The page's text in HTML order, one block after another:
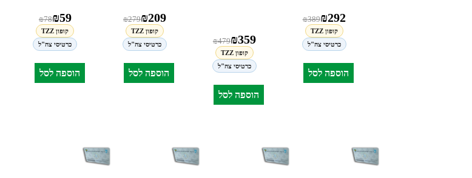
₪292
₪389
קופון TZZ
כרטיסי צה"ל
הוספה לסל
₪359
₪479
קופון TZZ
כרטיסי צה"ל
הוספה לסל
₪209
₪279
קופון TZZ
כרטיסי צה"ל
הוספה לסל
₪59
₪78
קופון TZZ
כרטיסי צה"ל
הוספה לסל